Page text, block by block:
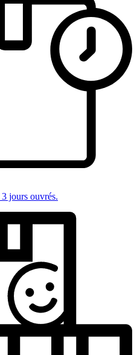
jours ouvrés.